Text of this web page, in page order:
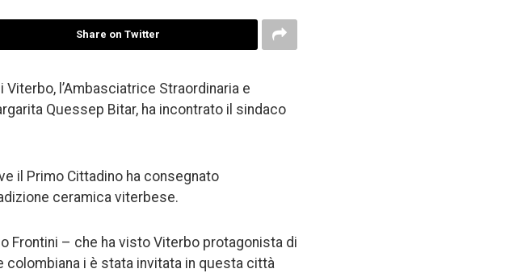
Share on Twitter
l’Ambasciatrice Straordinaria e
Quessep Bitar, ha incontrato il sindaco
il Primo Cittadino ha consegnato
ceramica viterbese.
Frontini – che ha visto Viterbo protagonista di
colombiana i è stata invitata in questa città